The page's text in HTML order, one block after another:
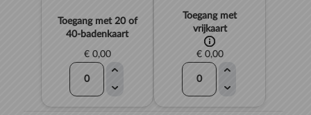
Toegang met 20 of
40-badenkaart
€ 0,00
Toegang met
vrijkaart
€ 0,00